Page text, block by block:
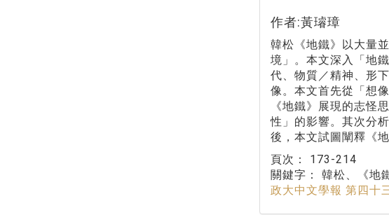
作者:黃璿璋
韓松《地鐵》以大量
境」。本文深入「地
代、物質／精神、形
像。本文首先從「想
《地鐵》展現的志怪
性」的影響。其次分
後，本文試圖闡釋《
頁次： 173-214
關鍵字： 韓松、《地
政大中文學報 第四十